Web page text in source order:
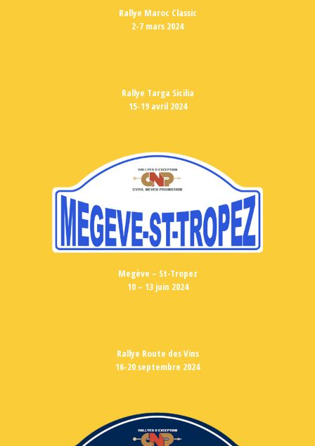
Rallye Maroc Classic
2-7 mars 2024
Rallye Targa Sicilia
15-19 avril 2024
Megève – St-Tropez
10 – 13 juin 2024
Rallye Route des Vins
16-20 septembre 2024